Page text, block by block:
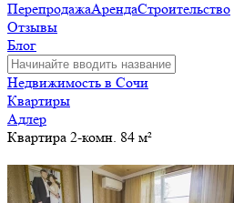
ПерепродажаАрендаСтроительство
Отзывы
Блог
Недвижимость в Сочи
Квартиры
Адлер
Квартира 2-комн. 84 м²